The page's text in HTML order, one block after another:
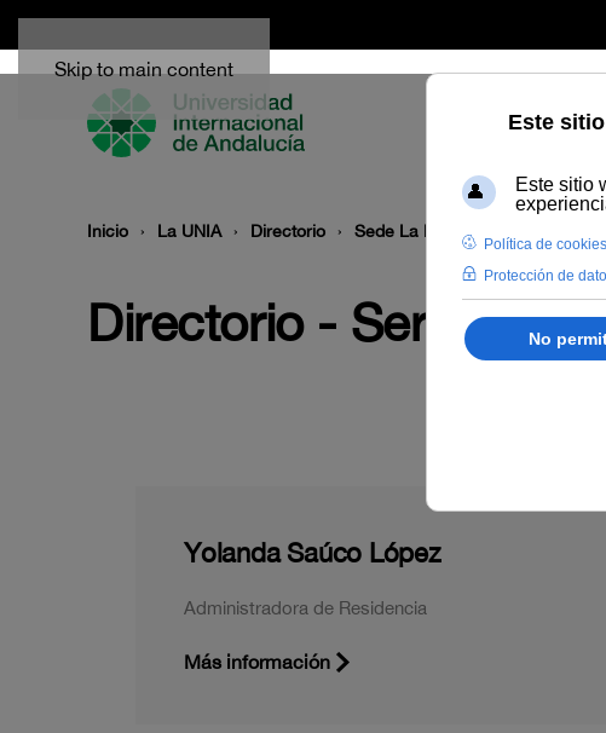
Skip to main content
Inicio La UNIA Directorio Sede La Rábida
Directorio - Servicios
Yolanda Saúco López
Administradora de Residencia
Más información